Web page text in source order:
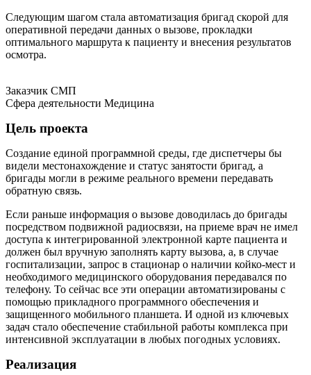
Следующим шагом стала автоматизация бригад скорой для
оперативной передачи данных о вызове, прокладки
оптимального маршрута к пациенту и внесения результатов
осмотра.
Заказчик СМП
Сфера деятельности Медицина
Цель проекта
Создание единой программной среды, где диспетчеры бы
видели местонахождение и статус занятости бригад, а
бригады могли в режиме реального времени передавать
обратную связь.
Если раньше информация о вызове доводилась до бригады
посредством подвижной радиосвязи, на приеме врач не имел
доступа к интегрированной электронной карте пациента и
должен был вручную заполнять карту вызова, а, в случае
госпитализации, запрос в стационар о наличии койко-мест и
необходимого медицинского оборудования передавался по
телефону. То сейчас все эти операции автоматизированы с
помощью прикладного программного обеспечения и
защищенного мобильного планшета. И одной из ключевых
задач стало обеспечение стабильной работы комплекса при
интенсивной эксплуатации в любых погодных условиях.
Реализация